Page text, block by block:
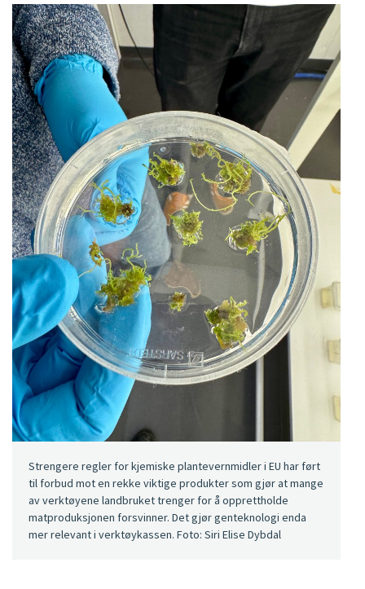
Strengere regler for kjemiske plantevernmidler i EU har ført
til forbud mot en rekke viktige produkter som gjør at mange
av verktøyene landbruket trenger for å opprettholde
matproduksjonen forsvinner. Det gjør genteknologi enda
mer relevant i verktøykassen. Foto: Siri Elise Dybdal